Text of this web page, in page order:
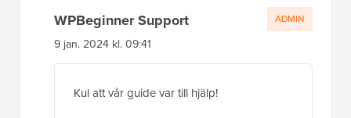
WPBeginner Support
9 jan. 2024 kl. 09:41
Kul att vår guide var till hjälp!
ADMIN